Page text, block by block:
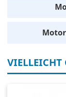
VIELLEICHT